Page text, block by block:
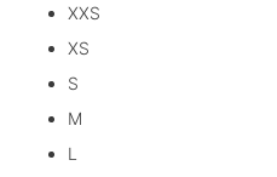
XXS
XS
S
M
L